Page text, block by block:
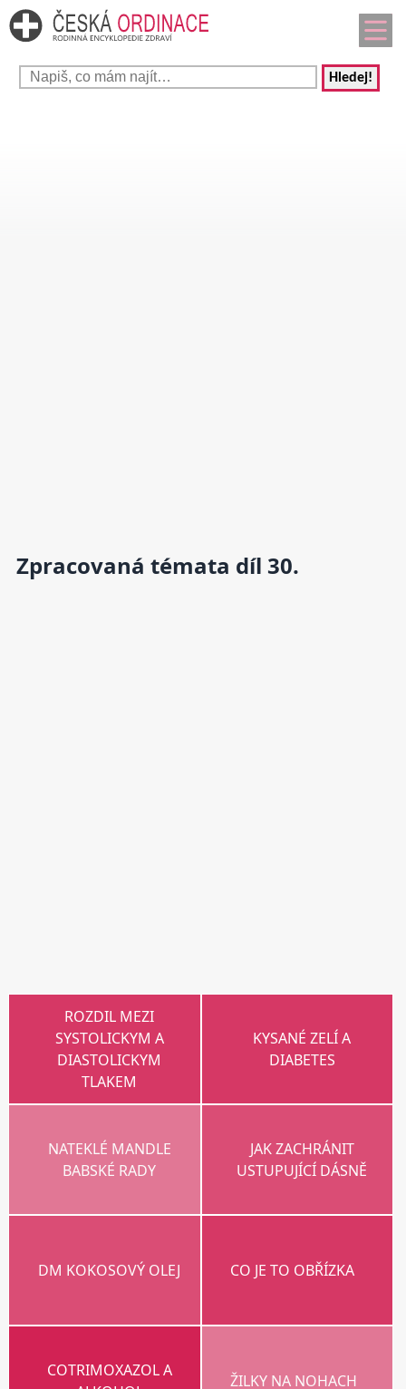
Hledej!
Zpracovaná témata díl 30.
ROZDIL MEZI
SYSTOLICKYM A
DIASTOLICKYM
TLAKEM
KYSANÉ ZELÍ A
DIABETES
NATEKLÉ MANDLE
BABSKÉ RADY
JAK ZACHRÁNIT
USTUPUJÍCÍ DÁSNĚ
DM KOKOSOVÝ OLEJ CO JE TO OBŘÍZKA
COTRIMOXAZOL A
ŽILKY NA NOHACH